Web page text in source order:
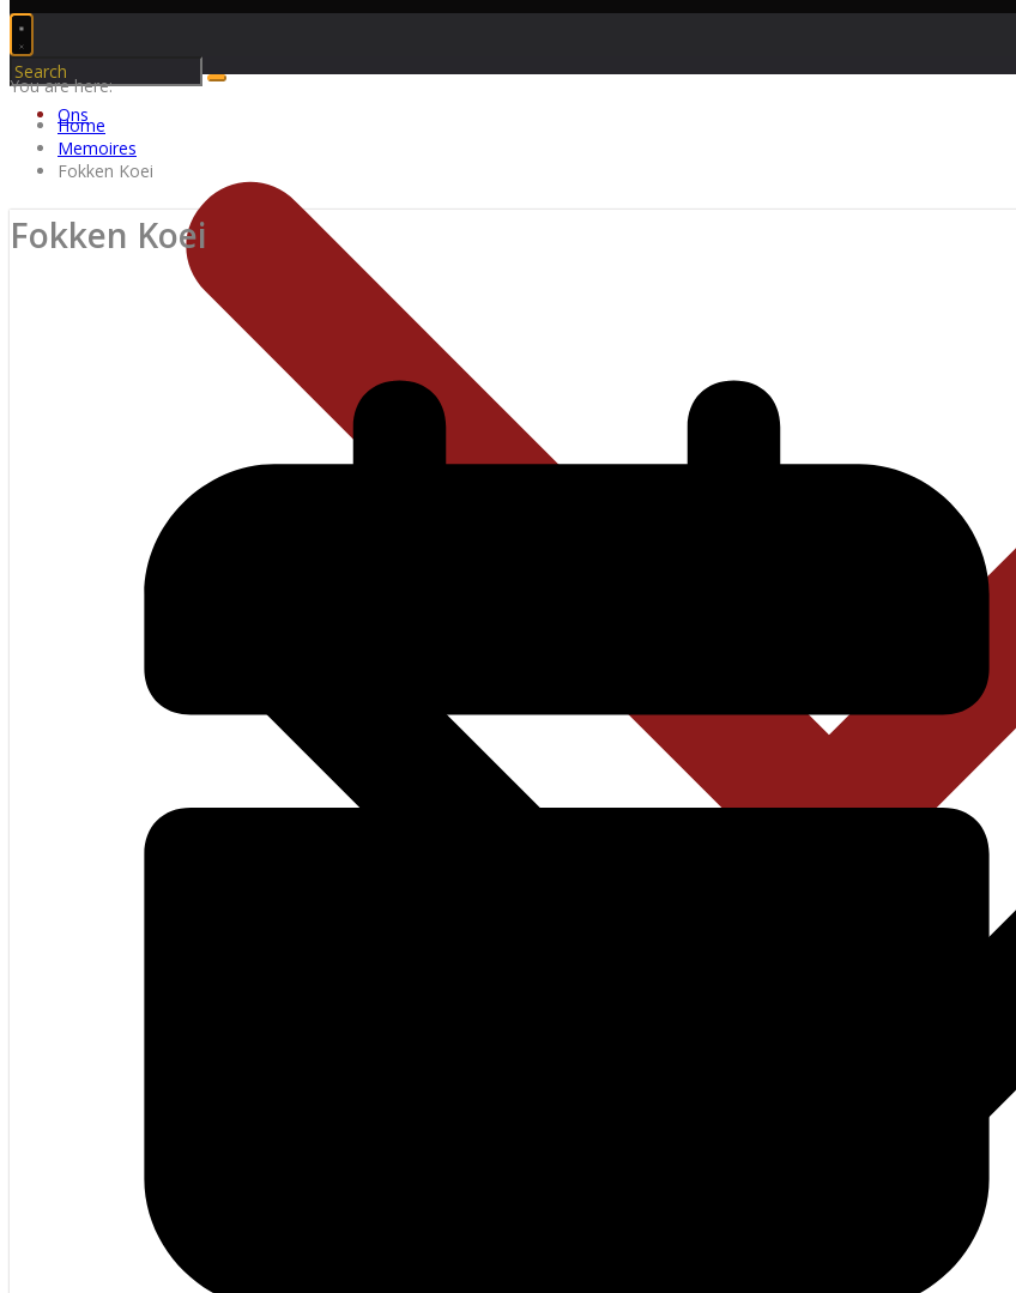
Ons
You are here:
Home
Memoires
Fokken Koei
Fokken Koei